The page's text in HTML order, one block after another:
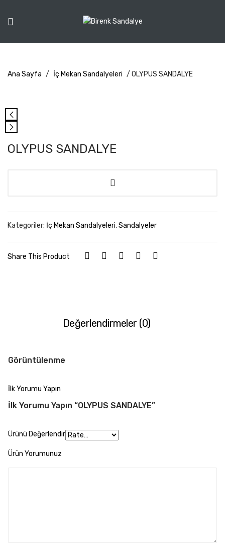
Ana Sayfa / İç Mekan Sandalyeleri / OLYPUS SANDALYE
OLYPUS SANDALYE
Kategoriler: İç Mekan Sandalyeleri,Sandalyeler
Share This Product
Değerlendirmeler (0)
Görüntülenme
İlk Yorumu Yapın
İlk Yorumu Yapın “OLYPUS SANDALYE”
Ürünü Değerlendir
Ürün Yorumunuz